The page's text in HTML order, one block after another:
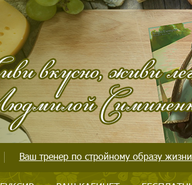
Ваш тренер по стройному образу